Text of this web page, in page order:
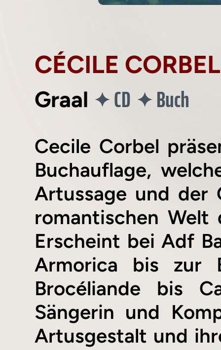
CÉCILE CORBEL
Graal ✦CD ✦Buch
Cecile Corbel
Buchauflage,
Artussage und der
romantischen Welt
Erscheint bei Adf
Armorica bis zur
Brocéliande bis
Sängerin und
Artusgestalt und